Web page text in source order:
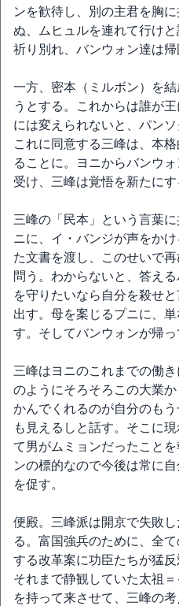
ンを歓待し、別の主君を胸
ぬ、ムヒュルを連れて行け
祈り別れ、バンウォン達は帰
一方、密本（ミルボン）を
うとする。これからは誰が
には変えられないと、パン
これに同意する三峰は、本
ることに。ヨニからバンウ
受け、三峰は覚悟を新たにす
三峰の「民本」という言葉
ニに、イ・バンジが声をか
た文書を渡し、このせいで
問う。わからないと、答え
を守りたいなら自分を殺せ
出す。母を案じるプニに、
す。そしてバンウォンが帰っ
三峰はヨニのこれまでの働
のようにそろそろこの大業
かんでくれるのが自分のも
も見えるしと話す。そこに
て男がムミョンだったこと
ンの標的なので今後は常に
を促す。
便殿。三峰派は開京で失敗
る。富国強兵のために、全
する改革案に功臣たちが猛反
それまで静観していた太祖
を持って来させて、三峰の